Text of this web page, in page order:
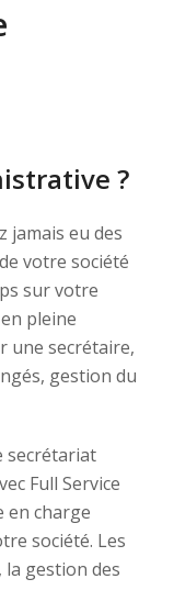
?
jamais eu des
votre société
sur votre
pleine
une secrétaire,
gestion du
secrétariat
Full Service
en charge
société. Les
gestion des